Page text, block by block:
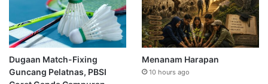
Dugaan Match-Fixing
Guncang Pelatnas, PBSI
Menanam Harapan
10 hours ago